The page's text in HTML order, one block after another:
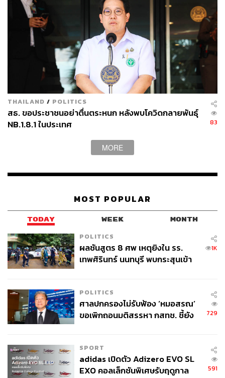
THAILAND / POLITICS
สธ. ขอประชาชนอย่าตื่นตระหนก หลังพบโควิดกลายพันธุ์
NB.1.8.1 ในประเทศ
83
MORE
MOST POPULAR
TODAY WEEK MONTH
POLITICS
ผลชันสูตร 8 ศพ เหตุยิงใน รร.
เทพศิรินทร์ นนทบุรี พบกระสุนเข้า
1K
POLITICS
ศาลปกครองไม่รับฟ้อง ‘หมอสรณ’
ขอเพิกถอนมติสรรหา กสทช. ชี้ยัง
729
SPORT
adidas เปิดตัว Adizero EVO SL
EXO คอลเล็กชันพิเศษรับฤดูกาล
591